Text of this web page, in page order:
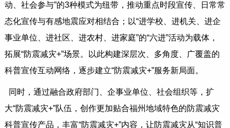
动、社会参与”的3种模式为纽带，推动重点时段宣传、日常常
态化宣传与有感地震应对相结合；以“进学校、进机关、进企
事业单位、进社区、进农村、进家庭”的“六进”活动为载体，
拓展“防震减灾+”场景。以此构建深层次、多角度、广覆盖的
科普宣传互动网络，逐步建立“防震减灾+”服务新局面。
同时，通过融合政府部门、企事业单位、社会组织等，扩
大“防震减灾+”队伍，创作更加贴合福州地域特色的防震减灾
科普宣传产品，丰富“防震减灾+”内容，让防震减灾从“知识普